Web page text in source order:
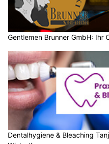
Gentlemen Brunner GmbH: Ihr
Dentalhygiene & Bleaching